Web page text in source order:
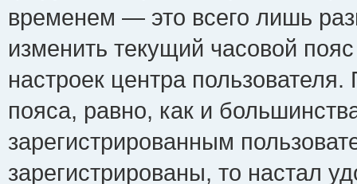
временем — это всего лишь
изменить текущий часовой
настроек центра
пояса, равно, как и
зарегистрированным
зарегистрированы, то настал